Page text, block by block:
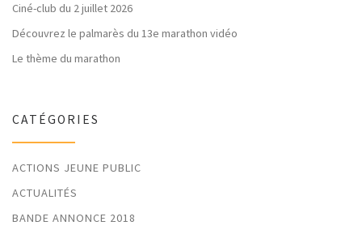
Ciné-club du 2 juillet 2026
Découvrez le palmarès du 13e marathon vidéo
Le thème du marathon
CATÉGORIES
ACTIONS JEUNE PUBLIC
ACTUALITÉS
BANDE ANNONCE 2018